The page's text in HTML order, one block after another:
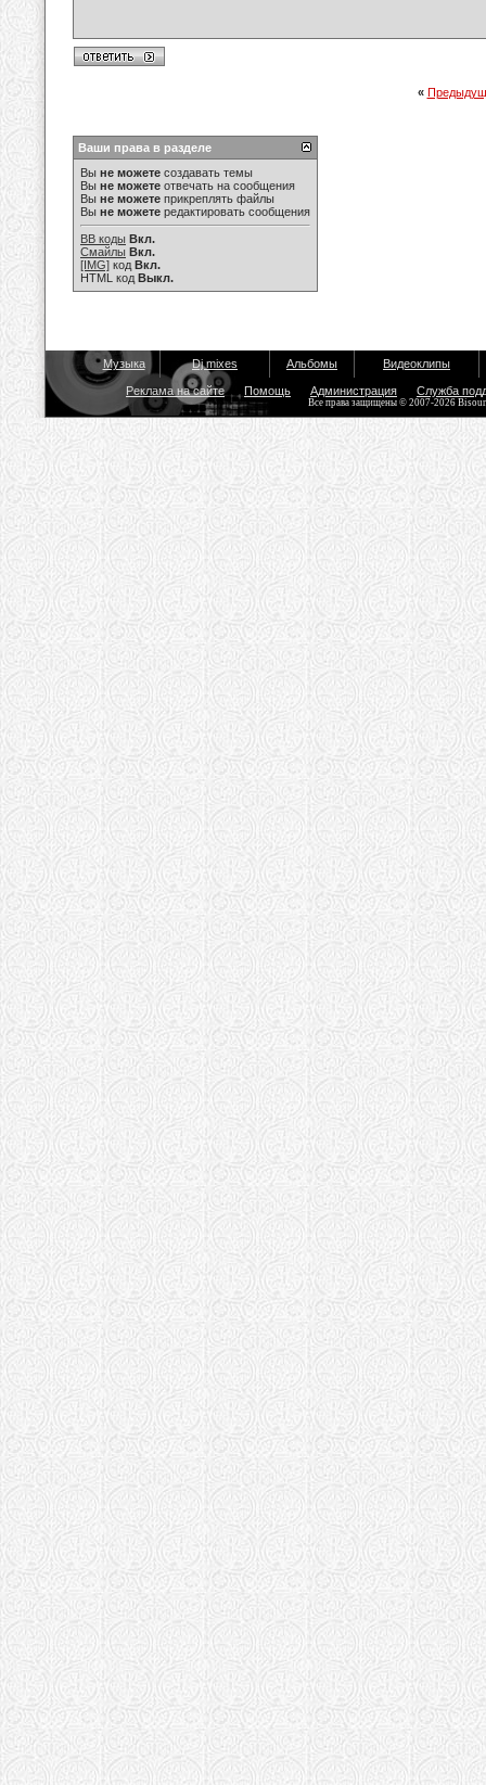
«
Ваши права в разделе
Вы не можете создавать темы
Вы не можете отвечать на сообщения
Вы не можете прикреплять файлы
Вы не можете редактировать сообщения
BB коды Вкл.
Смайлы Вкл.
[IMG] код Вкл.
HTML код Выкл.
Музыка Dj mixes Альбомы Видеоклипы
Реклама на сайте Помощь Администрация Служба
Все права защищены © 2007-2026